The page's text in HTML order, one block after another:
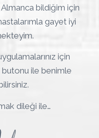
bildiğim için
gayet iyi
için
butonu ile benimle
dileği ile…